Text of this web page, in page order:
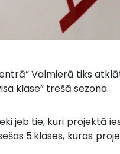
Valmierā tiks
klase” trešā sezona.
jeb tie, kuri projektā
5.klases, kuras